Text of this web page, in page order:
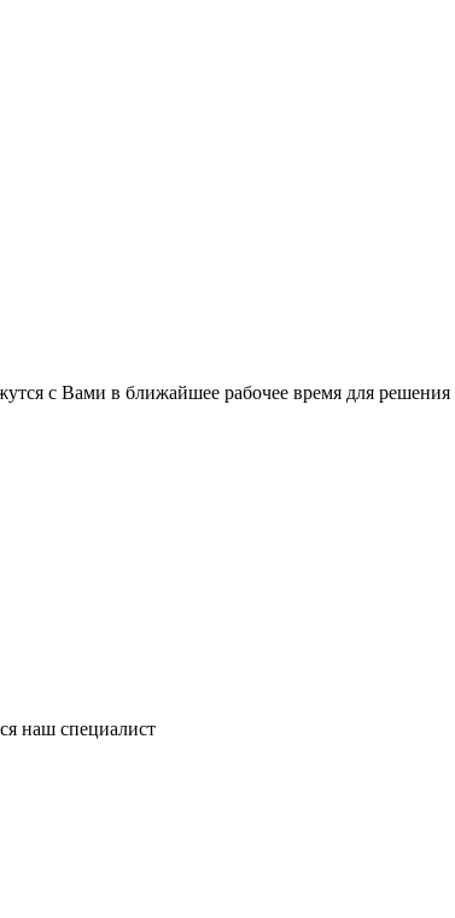
с Вами в ближайшее рабочее время для
наш специалист